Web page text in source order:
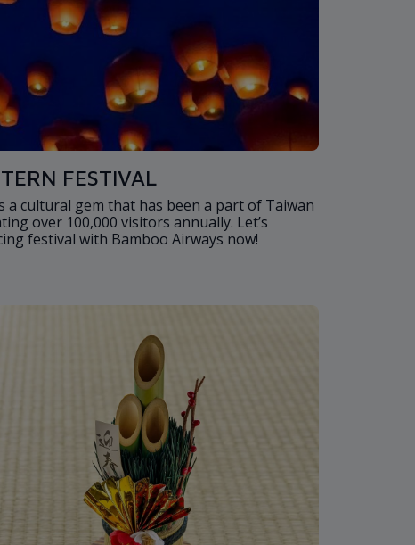
FESTIVAL
a cultural gem that has been a part of Taiwan
over 100,000 visitors annually. Let’s
festival with Bamboo Airways now!